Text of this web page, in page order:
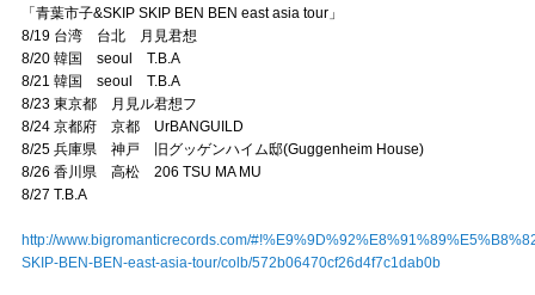
「青葉市子&SKIP SKIP BEN BEN east asia tour」
8/19 台湾 台北 月見君想
8/20 韓国 seoul T.B.A
8/21 韓国 seoul T.B.A
8/23 東京都 月見ル君想フ
8/24 京都府 京都 UrBANGUILD
8/25 兵庫県 神戸 旧グッゲンハイム邸(Guggenheim House)
8/26 香川県 高松 206 TSU MA MU
8/27 T.B.A
http://www.bigromanticrecords.com/
SKIP-BEN-BEN-east-asia-tour/colb/572b06470cf26d4f7c1dab0b